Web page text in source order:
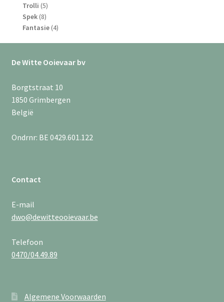
Trolli 55
producten
Spek 88
producten
Fantasie 44
De Witte Ooievaar bv
Borgtstraat 10
1850 Grimbergen
België
Ondrnr: BE 0429.601.122
Contact
E-mail
dwo@dewitteooievaar.be
Telefoon
0470/04.49.89
Algemene Voorwaarden